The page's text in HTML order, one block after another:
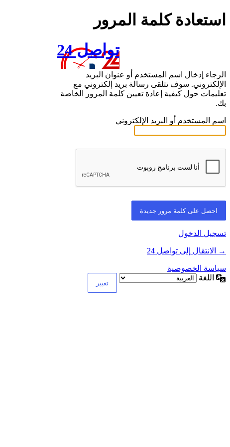
استعادة كلمة المرور
تواصل 24
الرجاء إدخال اسم المستخدم أو عنوان البريد
الإلكتروني. سوف تتلقى رسالة بريد إلكتروني مع
تعليمات حول كيفية إعادة تعيين كلمة المرور الخاصة
بك.
اسم المستخدم أو البريد الإلكتروني
تسجيل الدخول
→ الانتقال إلى تواصل 24
سياسة الخصوصية
اللغة